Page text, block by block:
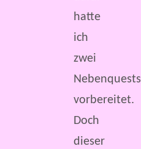
hatte
ich
zwei
Nebenquests
vorbereitet.
Doch
dieser